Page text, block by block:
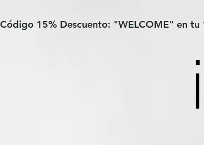
Código 15% Descuento: "WELCOME" en tu